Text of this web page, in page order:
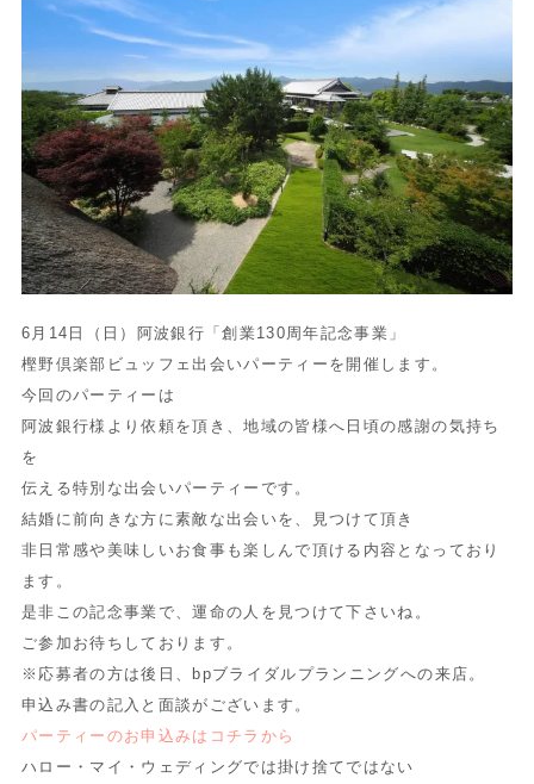
6月14日（日）阿波銀行「創業130周年記念事業」
樫野倶楽部ビュッフェ出会いパーティーを開催します。
今回のパーティーは
阿波銀行様より依頼を頂き、地域の皆様へ日頃の感謝の気持ち
を
伝える特別な出会いパーティーです。
結婚に前向きな方に素敵な出会いを、見つけて頂き
非日常感や美味しいお食事も楽しんで頂ける内容となっており
ます。
是非この記念事業で、運命の人を見つけて下さいね。
ご参加お待ちしております。
※応募者の方は後日、bpブライダルプランニングへの来店。
申込み書の記入と面談がございます。
パーティーのお申込みはコチラから
ハロー・マイ・ウェディングでは掛け捨てではない